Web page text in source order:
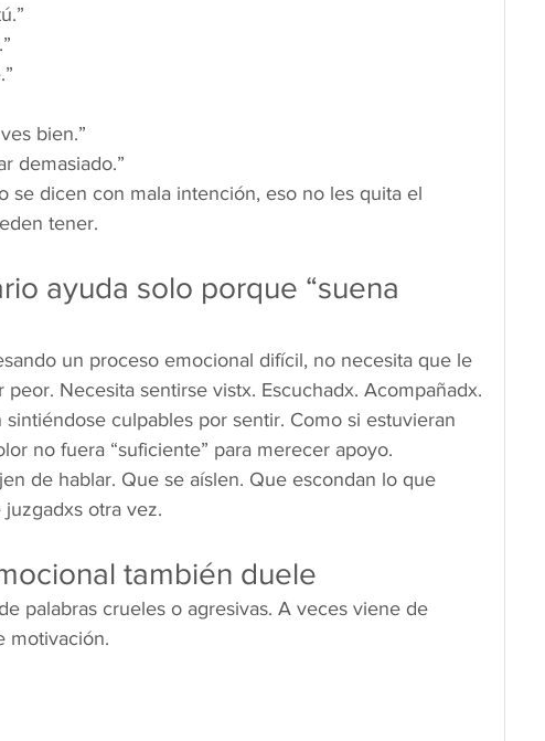
bien.”
demasiado.”
se dicen con mala intención, eso no les quita el
tener.
ayuda solo porque “suena
un proceso emocional difícil, no necesita que le
Necesita sentirse vistx. Escuchadx. Acompañadx.
culpables por sentir. Como si estuvieran
no fuera “suficiente” para merecer apoyo.
de hablar. Que se aíslen. Que escondan lo que
otra vez.
también duele
palabras crueles o agresivas. A veces viene de
motivación.